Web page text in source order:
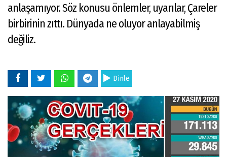
anlaşamıyor. Söz konusu önlemler, uyarılar, Çareler
birbirinin zıttı. Dünyada ne oluyor anlayabilmiş
değiliz.
Dinle